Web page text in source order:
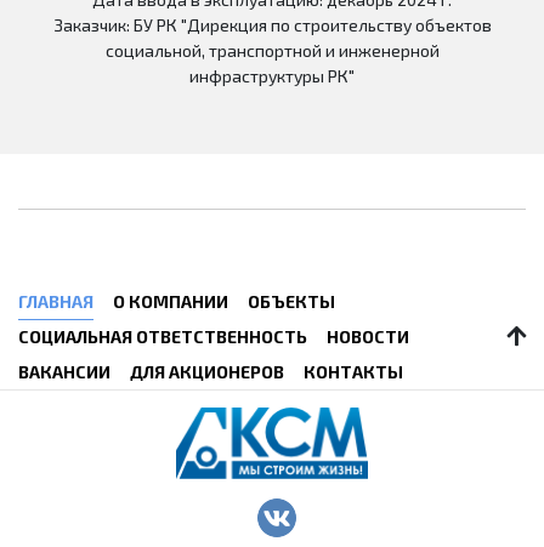
Заказчик: БУ РК "Дирекция по строительству объектов
социальной, транспортной и инженерной
инфраструктуры РК"
ГЛАВНАЯ О КОМПАНИИ
ОБЪЕКТЫ
СОЦИАЛЬНАЯ ОТВЕТСТВЕННОСТЬ
НОВОСТИ
ВАКАНСИИ
ДЛЯ АКЦИОНЕРОВ КОНТАКТЫ